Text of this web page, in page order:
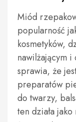
Miód
popularność
kosmetyków,
nawilżającym i
sprawia, że
preparatów
do twarzy,
ten działa